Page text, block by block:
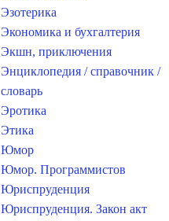
Эзотерика
Экономика и бухгалтерия
Экшн, приключения
Энциклопедия / справочник /
словарь
Эротика
Этика
Юмор
Юмор. Программистов
Юриспруденция
Юриспруденция. Закон акт